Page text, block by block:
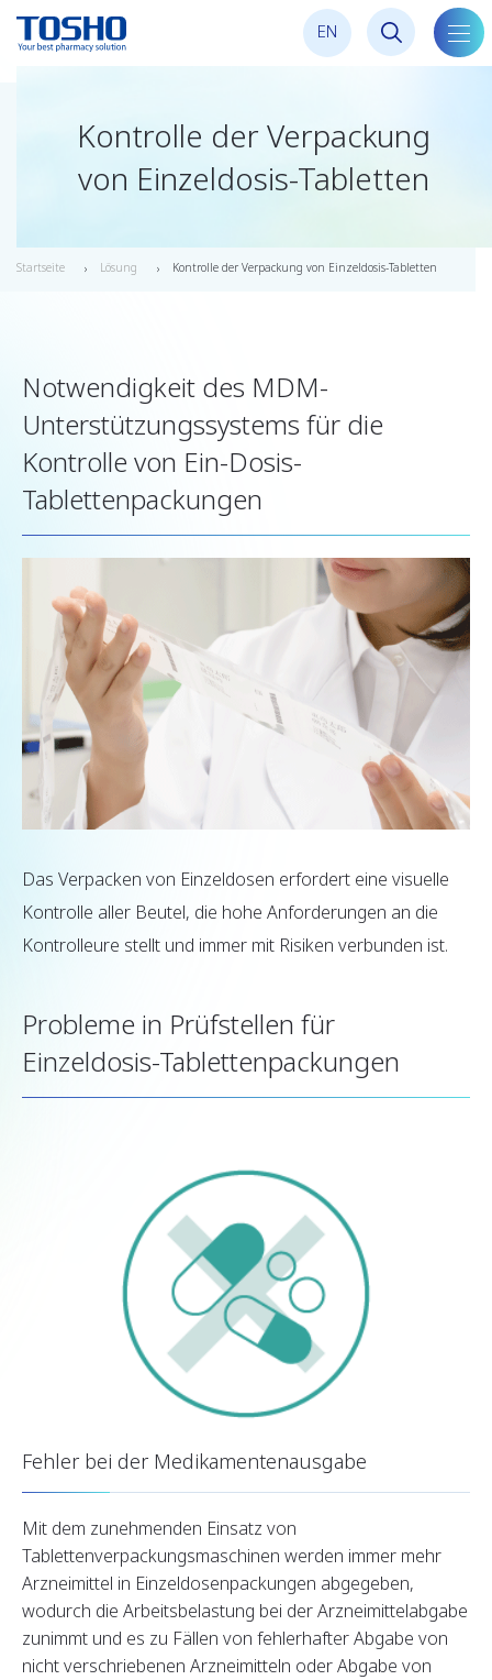
EN
Kontrolle der Verpackung
von Einzeldosis-Tabletten
Startseite Lösung Kontrolle der Verpackung von Einzeldosis-Tabletten
Notwendigkeit des MDM-
Unterstützungssystems für die
Kontrolle von Ein-Dosis-
Tablettenpackungen
Das Verpacken von Einzeldosen erfordert eine visuelle
Kontrolle aller Beutel, die hohe Anforderungen an die
Kontrolleure stellt und immer mit Risiken verbunden ist.
Probleme in Prüfstellen für
Einzeldosis-Tablettenpackungen
Fehler bei der Medikamentenausgabe
Mit dem zunehmenden Einsatz von
Tablettenverpackungsmaschinen werden immer mehr
Arzneimittel in Einzeldosenpackungen abgegeben,
wodurch die Arbeitsbelastung bei der Arzneimittelabgabe
zunimmt und es zu Fällen von fehlerhafter Abgabe von
nicht verschriebenen Arzneimitteln oder Abgabe von